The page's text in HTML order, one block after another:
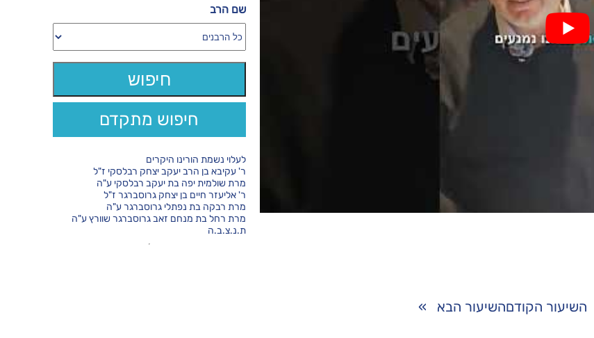
השיעור הקודםהשיעור הבא »
שם הרב
חיפוש מתקדם
לעלוי נשמת הורינו היקרים
ר' עקיבא בן הרב יעקב יצחק רבלסקי ז"ל
מרת שולמית יפה בת יעקב רבלסקי ע"ה
ר' אליעזר חיים בן יצחק גרוסברגר ז"ל
מרת רבקה בת נפתלי גרוסברגר ע"ה
מרת רחל בת מנחם זאב גרוסברגר שוורץ ע"ה
ת.נ.צ.ב.ה